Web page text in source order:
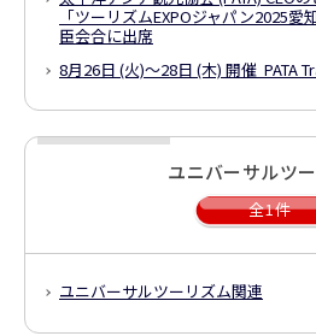
「ツーリズムEXPOジャパン2025
臣会合に出席
8月26日 (火)～28日 (木) 開催 PATA
ユニバーサルツ
全1件
ユニバーサルツーリズム関連